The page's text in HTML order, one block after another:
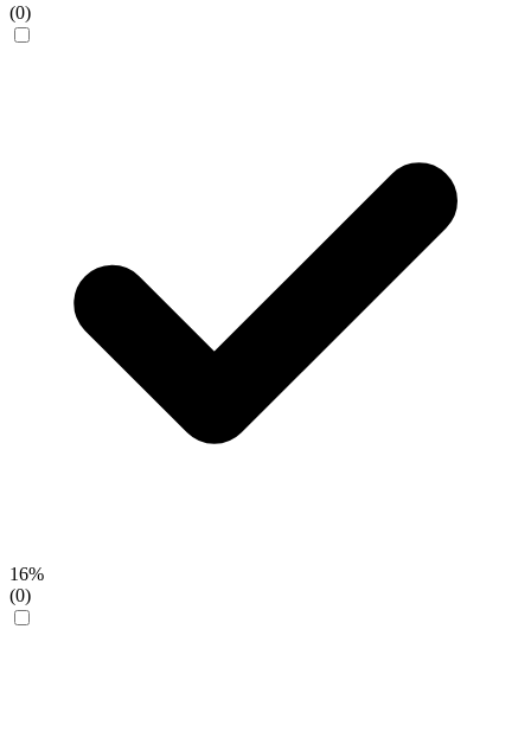
(0)
16%
(0)